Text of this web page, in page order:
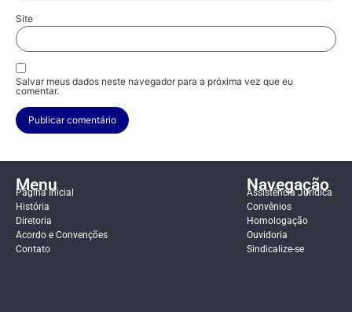
Site
Salvar meus dados neste navegador para a próxima vez que eu
comentar.
Menu
Página Inicial
História
Diretoria
Acordo e Convenções
Contato
Navegação
Assistência Jurídica
Convênios
Homologação
Ouvidoria
Sindicalize-se